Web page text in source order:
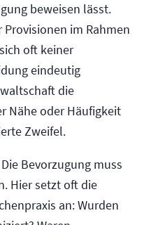
beweisen lässt.
im Rahmen
oft keiner
eindeutig
die
Nähe oder Häufigkeit
Zweifel.
Die Bevorzugung muss
Hier setzt oft die
an: Wurden